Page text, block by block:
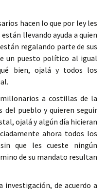
hacen lo que por ley les
llevando ayuda a quien
regalando parte de sus
un puesto político al igual
bien, ojalá y todos los
a costillas de la
del pueblo y quieren seguir
ojalá y algún día hicieran
ahora todos los
que les cueste ningún
de su mandato resultan
investigación, de acuerdo a